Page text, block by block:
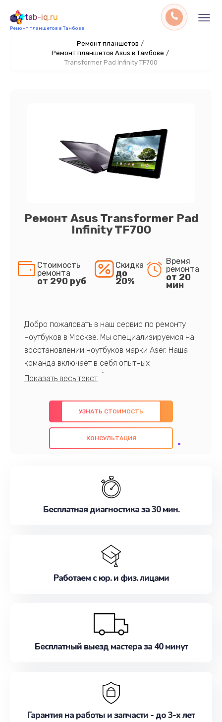
tab-iq.ru
Ремонт планшетов в Тамбове
Ремонт планшетов /
Ремонт планшетов Asus в Тамбове /
Transformer Pad Infinity TF700
Ремонт Asus Transformer Pad
Infinity TF700
Стоимость
ремонта
от 290 руб
Скидка
до
20%
Время
ремонта
от 20
мин
Добро пожаловать в наш сервис по ремонту
ноутбуков в Москве. Мы специализируемся на
восстановлении ноутбуков марки Aser. Наша
команда включает в себя опытных
профессионалов с обширными знаниями и
предлагаем быстрый и качественный ремонт с
использованием оригинальных компонентов, а
также гарантируем качество всех
проведенных работ. Наша цель - предоставить
наилучшим образом. Не медлите записаться на
УЗНАТЬ СТОИМОСТЬ
КОНСУЛЬТАЦИЯ
Бесплатная диагностика за 30 мин.
Работаем с юр. и физ. лицами
Бесплатный выезд мастера за 40 минут
Гарантия на работы и запчасти - до 3-х лет